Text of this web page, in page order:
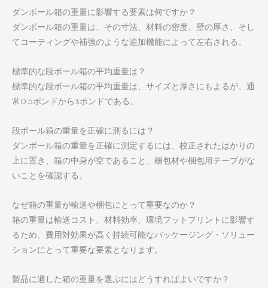
ダンボール箱の重量に影響する要素は何ですか？
ダンボール箱の重量は、その寸法、材料の密度、壁の厚さ、そし
てコーティングや補強のような追加機能によって左右される。
標準的な段ボール箱の平均重量は？
標準的な段ボール箱の平均重量は、サイズと厚さにもよるが、通
常0.5ポンドから3ポンドである。
段ボール箱の重量を正確に測るには？
ダンボール箱の重量を正確に測定するには、校正されたはかりの
上に置き、箱の中身が空であること、梱包材や梱包用テープがな
いことを確認する。
なぜ箱の重量が輸送や梱包にとって重要なのか？
箱の重量は輸送コスト、材料効率、環境フットプリントに影響す
るため、費用対効果が高く持続可能なパッケージング・ソリュー
ションにとって重要な要素となります。
製品に適した箱の重量を選ぶにはどうすればよいですか？